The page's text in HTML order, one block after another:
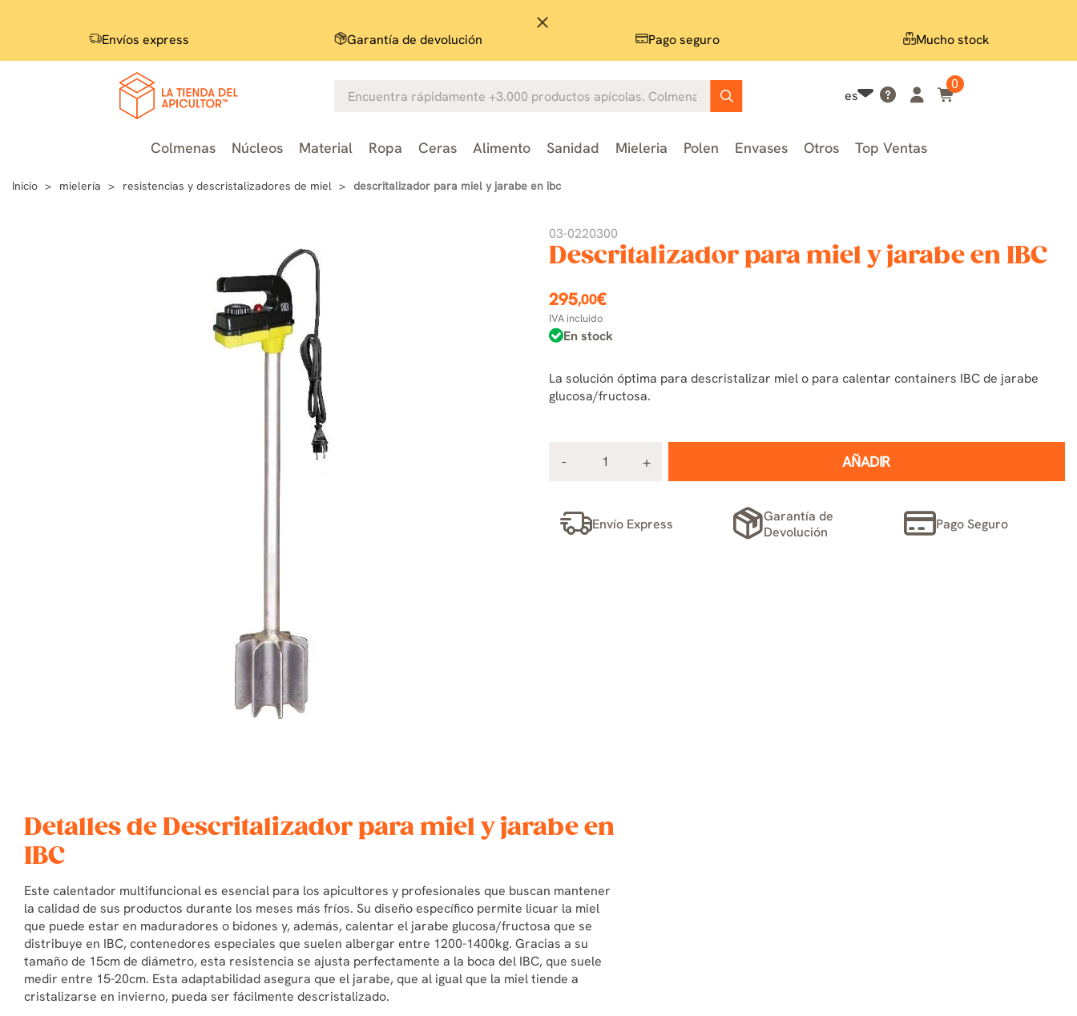
close
Envíos express Garantía de devolución Pago seguro Mucho stock
es
0
Colmenas Núcleos Material Ropa Ceras Alimento Sanidad Mieleria Polen Envases Otros Top Ventas
Inicio mielería resistencias y descristalizadores de miel descritalizador para miel y jarabe en ibc
03-0220300
Descritalizador para miel y jarabe en IBC
295,00€
IVA incluido
En stock
La solución óptima para descristalizar miel o para calentar containers IBC de jarabe
glucosa/fructosa.
AÑADIR
Envío Express
Garantía de
Devolución
Pago Seguro
Detalles de Descritalizador para miel y jarabe en
IBC
Este calentador multifuncional es esencial para los apicultores y profesionales que buscan mantener
la calidad de sus productos durante los meses más fríos. Su diseño específico permite licuar la miel
que puede estar en maduradores o bidones y, además, calentar el jarabe glucosa/fructosa que se
distribuye en IBC, contenedores especiales que suelen albergar entre 1200-1400kg. Gracias a su
tamaño de 15cm de diámetro, esta resistencia se ajusta perfectamente a la boca del IBC, que suele
medir entre 15-20cm. Esta adaptabilidad asegura que el jarabe, que al igual que la miel tiende a
cristalizarse en invierno, pueda ser fácilmente descristalizado.